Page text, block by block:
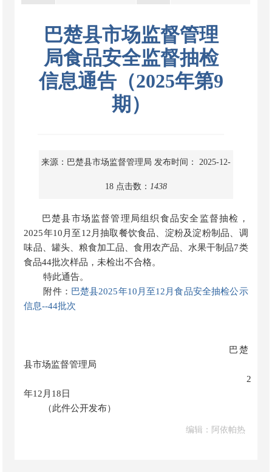
巴楚县市场监督管理
局食品安全监督抽检
信息通告（2025年第9
期）
来源：巴楚县市场监督管理局 发布时间： 2025-12-
18 点击数： 1438
巴楚县市场监督管理局组织食品安全监督抽检，
2025年10月至12月抽取餐饮食品、淀粉及淀粉制品、调
味品、罐头、粮食加工品、食用农产品、水果干制品7类
食品44批次样品，未检出不合格。
特此通告。
附件： 巴楚县2025年10月至12月食品安全抽检公示
信息--44批次
巴楚
县市场监督管理局
2025
年12月18日
（此件公开发布）
编辑：阿依帕热